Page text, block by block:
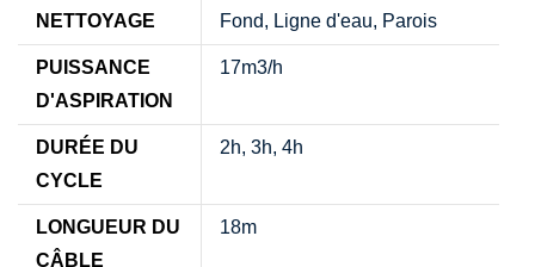
NETTOYAGE Fond, Ligne d'eau, Parois
PUISSANCE
D'ASPIRATION
17m3/h
DURÉE DU
CYCLE
2h, 3h, 4h
LONGUEUR DU
CÂBLE
18m